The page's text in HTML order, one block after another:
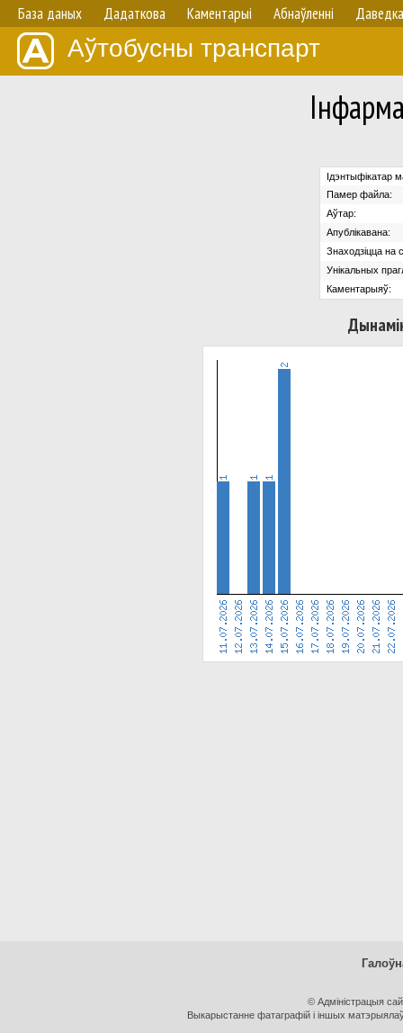
База даных Дадаткова Каментарыі Абнаўленнi Даведка
Аўтобусны транспарт
Ідэнтыфікатар
Памер файла:
Аўтар:
Апублікавана:
Знаходзіцца на
Унікальных
Каментарыяў:
© Адміністрацыя
Выкарыстанне фатаграфій і іншых